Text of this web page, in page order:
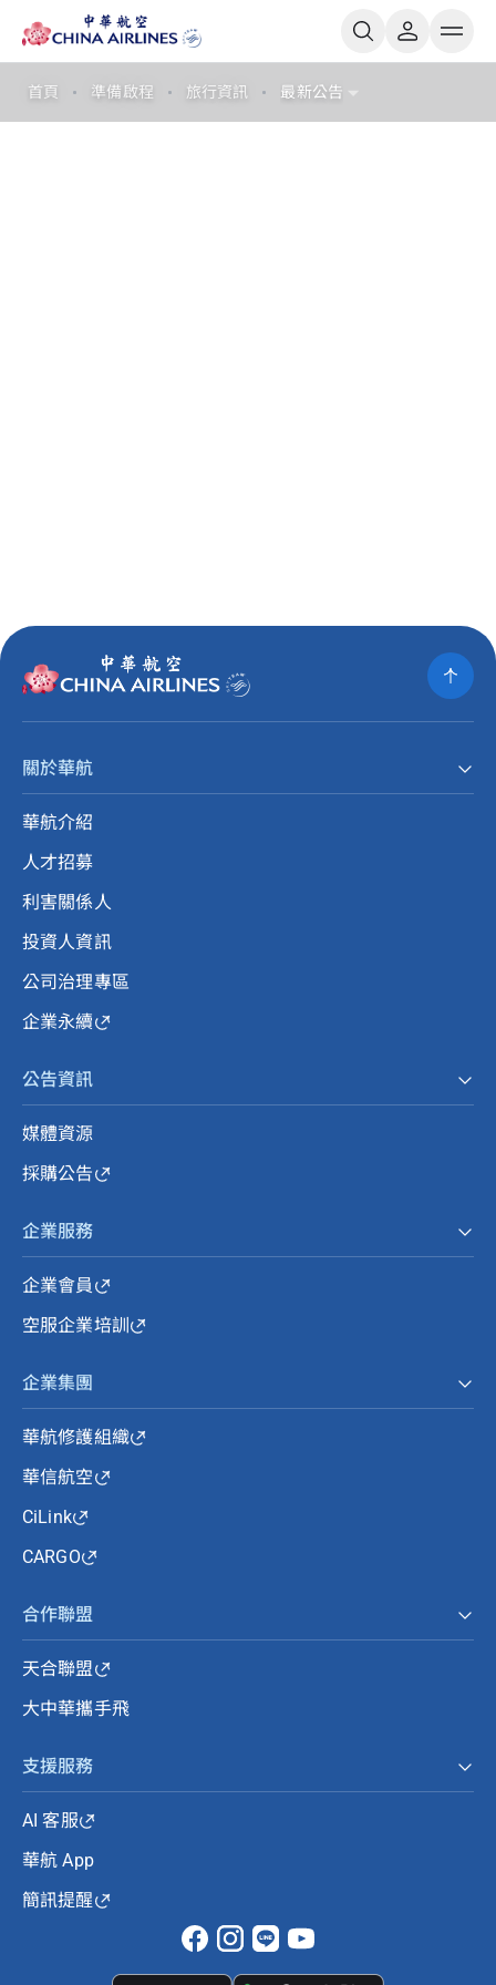
首頁 準備啟程 旅行資訊 最新公告
關於華航
華航介紹
人才招募
利害關係人
投資人資訊
公司治理專區
企業永續
公告資訊
媒體資源
採購公告
企業服務
企業會員
空服企業培訓
企業集團
華航修護組織
華信航空
CiLink
CARGO
合作聯盟
天合聯盟
大中華攜手飛
支援服務
AI 客服
華航 App
簡訊提醒